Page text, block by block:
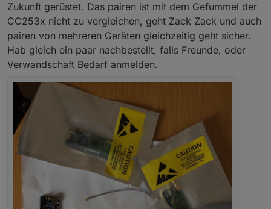
oder günstig danke an @klassisch
DIY Gehäuse
Zukunft gerüstet. Das pairen ist mit dem Gefummel der
CC253x nicht zu vergleichen, geht Zack Zack und auch
pairen von mehreren Geräten gleichzeitig geht sicher.
Hab gleich ein paar nachbestellt, falls Freunde, oder
Verwandschaft Bedarf anmelden.